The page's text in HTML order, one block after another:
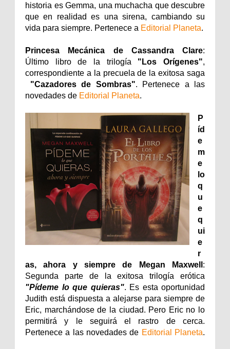
historia es Gemma, una muchacha que descubre
que en realidad es una sirena, cambiando su
vida para siempre. Pertenece a Editorial Planeta.
Princesa Mecánica de Cassandra Clare:
Último libro de la trilogía "Los Orígenes",
correspondiente a la precuela de la exitosa saga
"Cazadores de Sombras". Pertenece a las
novedades de Editorial Planeta.
P
íd
e
m
e
lo
q
u
e
q
ui
e
r
as, ahora y siempre de Megan Maxwell :
Segunda parte de la exitosa trilogía erótica
"Pídeme lo que quieras". Es esta oportunidad
Judith está dispuesta a alejarse para siempre de
Eric, marchándose de la ciudad. Pero Eric no lo
permitirá y le seguirá el rastro de cerca.
Pertenece a las novedades de Editorial Planeta.